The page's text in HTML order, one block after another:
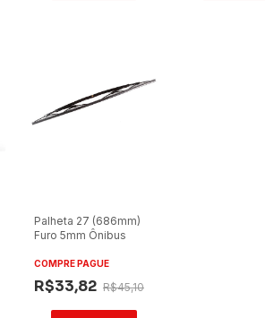
Palheta 27 (686mm)
Furo 5mm Ônibus
COMPRE PAGUE
R$33,82 R$45,10